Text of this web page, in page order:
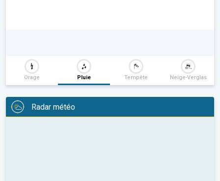
Orage Pluie Tempête Neige-Verglas
Radar météo